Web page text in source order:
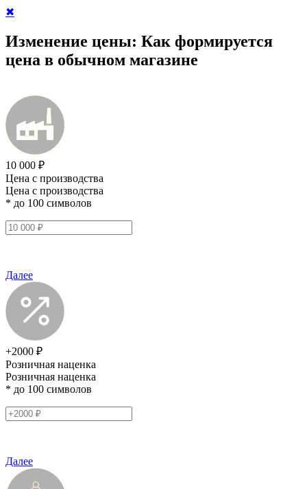
✖
Изменение цены: Как формируется
цена в обычном магазине
10 000 ₽
Цена с производства
Цена с производства
* до 100 символов
Далее
+2000 ₽
Розничная наценка
Розничная наценка
* до 100 символов
Далее